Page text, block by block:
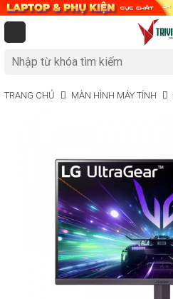
TRANG CHỦ MÀN HÌNH MÁY TÍNH